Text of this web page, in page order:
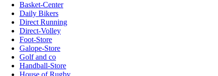
Basket-Center
Daily Bikers
Direct Running
Direct-Volley
Foot-Store
Galope-Store
Golf and co
Handball-Store